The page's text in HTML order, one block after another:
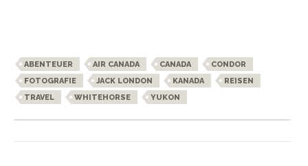
ABENTEUER AIR CANADA CANADA
CONDOR
FOTOGRAFIE
JACK LONDON KANADA
REISEN
TRAVEL
WHITEHORSE YUKON